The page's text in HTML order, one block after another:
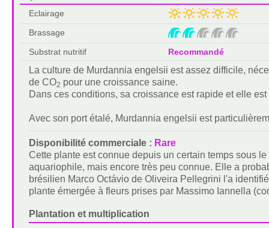
Eclairage
Brassage
Substrat nutritif
Recommandé
La culture de Murdannia engelsii est assez difficile,
de CO2 pour une croissance saine.
Dans ces conditions, sa croissance est rapide et elle
Avec son port étalé, Murdannia engelsii est
Disponibilité commerciale : Rare
Cette plante est connue depuis un certain temps sous
aquariophile, mais encore très peu connue. Elle a
brésilien Marco Octávio de Oliveira Pellegrini l'a
plante émergée à fleurs prises par Massimo Iannella
Plantation et multiplication